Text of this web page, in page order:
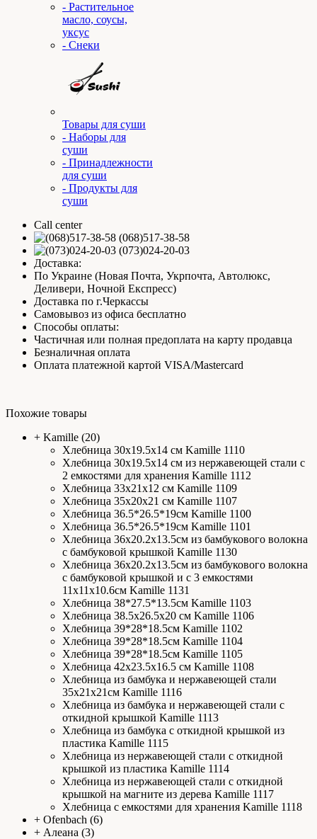
- Растительное
масло, соусы,
уксус
- Снеки
Товары для суши
- Наборы для
суши
- Принадлежности
для суши
- Продукты для
суши
Call center
(068)517-38-58
(073)024-20-03
Доставка:
По Украине (Новая Почта, Укрпочта, Автолюкс,
Деливери, Ночной Експресс)
Доставка по г.Черкассы
Самовывоз из офиса бесплатно
Способы оплаты:
Частичная или полная предоплата на карту продавца
Безналичная оплата
Оплата платежной картой VISA/Mastercard
Похожие товары
+ Kamille (20)
Хлебница 30х19.5х14 см Kamille 1110
Хлебница 30х19.5х14 см из нержавеющей стали с
2 емкостями для хранения Kamille 1112
Хлебница 33х21х12 см Kamille 1109
Хлебница 35х20х21 см Kamille 1107
Хлебница 36.5*26.5*19см Kamille 1100
Хлебница 36.5*26.5*19см Kamille 1101
Хлебница 36х20.2х13.5см из бамбукового волокна
с бамбуковой крышкой Kamille 1130
Хлебница 36х20.2х13.5см из бамбукового волокна
с бамбуковой крышкой и с 3 емкостями
11х11х10.6см Kamille 1131
Хлебница 38*27.5*13.5см Kamille 1103
Хлебница 38.5х26.5х20 см Kamille 1106
Хлебница 39*28*18.5см Kamille 1102
Хлебница 39*28*18.5см Kamille 1104
Хлебница 39*28*18.5см Kamille 1105
Хлебница 42х23.5х16.5 см Kamille 1108
Хлебница из бамбука и нержавеющей стали
35х21х21см Kamille 1116
Хлебница из бамбука и нержавеющей стали с
откидной крышкой Kamille 1113
Хлебница из бамбука с откидной крышкой из
пластика Kamille 1115
Хлебница из нержавеющей стали с откидной
крышкой из пластика Kamille 1114
Хлебница из нержавеющей стали с откидной
крышкой на магните из дерева Kamille 1117
Хлебница с емкостями для хранения Kamille 1118
+ Ofenbach (6)
+ Алеана (3)